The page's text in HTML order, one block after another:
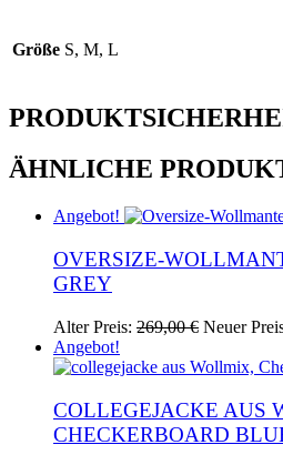
Größe S, M, L
ÄHNLICHE
Angebot!
OVERSIZE-
GREY
Alter Preis: 269,00€
war:
Neuer
Angebot!
COLLEGEJACKE AUS
CHECKERBOARD